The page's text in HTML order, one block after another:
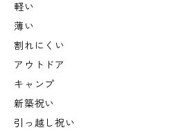
軽い
薄い
割れにくい
アウトドア
キャンプ
新築祝い
引っ越し祝い